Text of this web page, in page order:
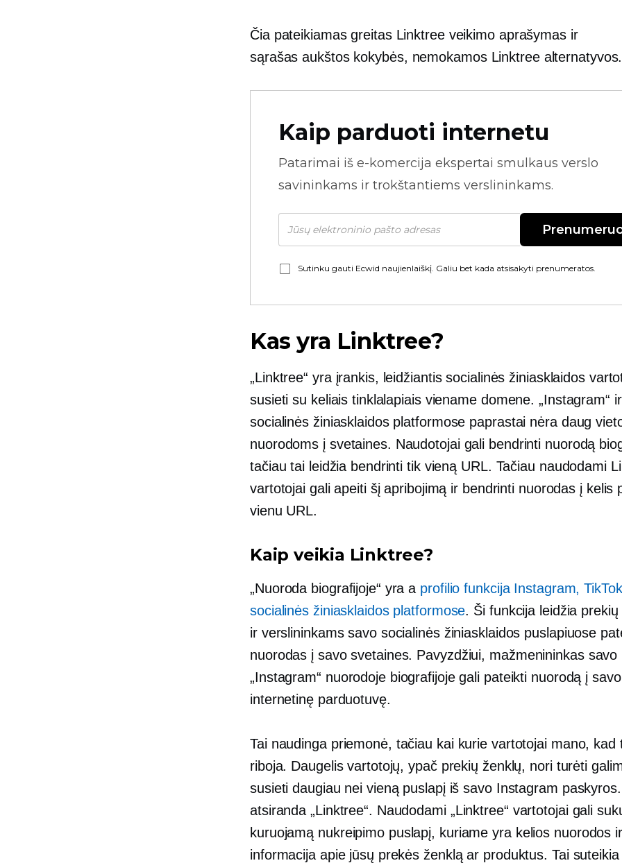
Čia pateikiamas greitas Linktree veikimo aprašymas ir
sąrašasaukštos kokybės, nemokamos Linktree alternatyvos.
Kaip parduoti internetu
Patarimai iš e-komercija ekspertai smulkaus verslo
savininkams ir trokštantiems verslininkams.
Sutinku gauti Ecwid naujienlaiškį. Galiu bet kada atsisakyti prenumeratos.
Kas yra Linktree?
„Linktree“ yra įrankis, leidžiantis socialinės žiniasklaidos
susieti su keliais tinklalapiais viename domene. „Instagram“
socialinės žiniasklaidos platformose paprastai nėra daug
nuorodoms į svetaines. Naudotojai gali bendrinti nuorodą
tačiau tai leidžia bendrinti tik vieną URL. Tačiau naudodami
vartotojai gali apeiti šį apribojimą ir bendrinti nuorodas į kelis
vienu URL.
Kaip veikia Linktree?
„Nuoroda biografijoje“ yra a profilio funkcija Instagram,
socialinės žiniasklaidos platformose. Ši funkcija leidžia
ir verslininkams savo socialinės žiniasklaidos puslapiuose
nuorodas į savo svetaines. Pavyzdžiui, mažmenininkas savo
„Instagram“ nuorodoje biografijoje gali pateikti nuorodą į savo
internetinę parduotuvę.
Tai naudinga priemonė, tačiau kai kurie vartotojai mano, kad
riboja. Daugelis vartotojų, ypač prekių ženklų, nori turėti
susieti daugiau nei vieną puslapį iš savo Instagram
atsiranda „Linktree“. Naudodami „Linktree“ vartotojai gali
kuruojamą nukreipimo puslapį, kuriame yra kelios nuorodos
informacija apie jūsų prekės ženklą ar produktus. Tai suteikia